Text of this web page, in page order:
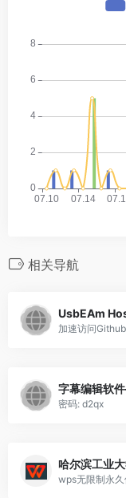
相关导航
UsbEAm
加速访问
字幕编辑软
密码: d2qx
哈尔滨工业
wps无限制永久